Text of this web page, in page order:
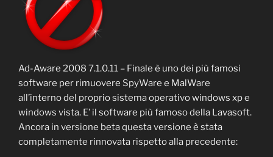
Ad-Aware 2008 7.1.0.11 – Finale è uno dei più famosi
software per rimuovere SpyWare e MalWare
all’interno del proprio sistema operativo windows xp e
windows vista. E’ il software più famoso della Lavasoft.
Ancora in versione beta questa versione è stata
completamente rinnovata rispetto alla precedente: